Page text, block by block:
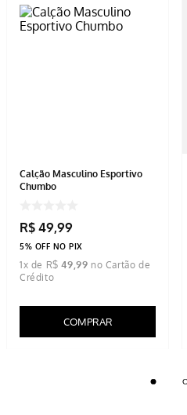
Calção Masculino Esportivo
Chumbo
R$ 49,99
5% OFF NO PIX
1x de R$ 49,99
COMPRAR